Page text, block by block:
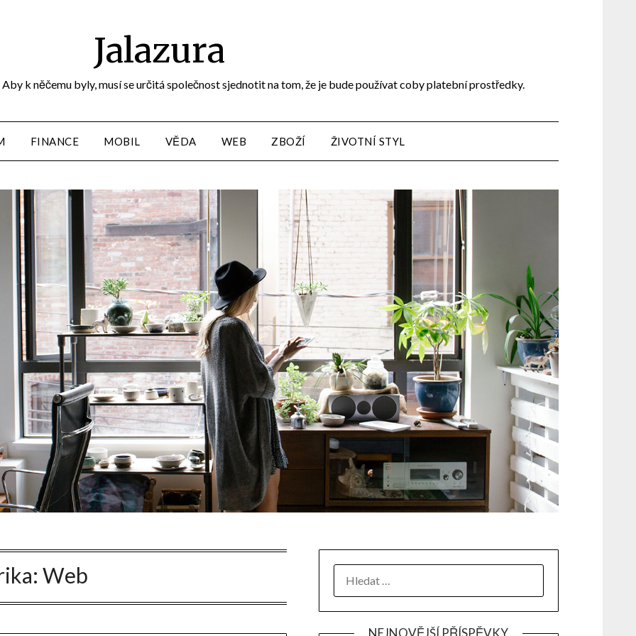
Jalazura
k něčemu byly, musí se určitá společnost sjednotit na tom, že je bude používat coby platební prostředky.
FINANCE MOBIL VĚDA WEB ZBOŽÍ ŽIVOTNÍ STYL
Web
NEJNOVĚJŠÍ PŘÍSPĚVKY